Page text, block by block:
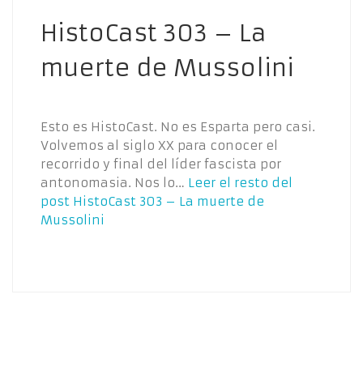
HistoCast 303 – La
muerte de Mussolini
Esto es HistoCast. No es Esparta pero casi.
Volvemos al siglo XX para conocer el
recorrido y final del líder fascista por
antonomasia. Nos lo… Leer el resto del
post HistoCast 303 – La muerte de
Mussolini